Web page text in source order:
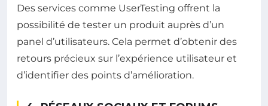
Des services comme UserTesting offrent la
possibilité de tester un produit auprès d’un
panel d’utilisateurs. Cela permet d’obtenir des
retours précieux sur l’expérience utilisateur et
d’identifier des points d’amélioration.